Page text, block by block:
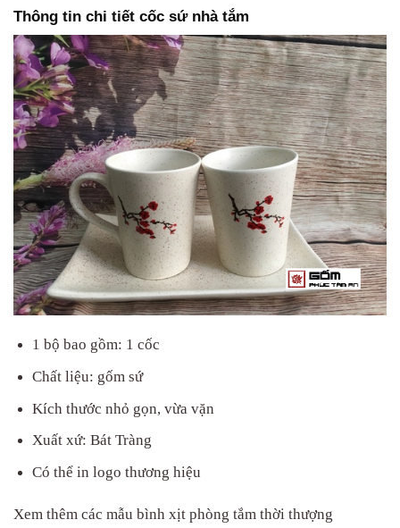
Thông tin chi tiết cốc sứ nhà tắm
1 bộ bao gồm: 1 cốc
Chất liệu: gốm sứ
Kích thước nhỏ gọn, vừa vặn
Xuất xứ: Bát Tràng
Có thể in logo thương hiệu
Xem thêm các mẫu bình xịt phòng tắm thời thượng